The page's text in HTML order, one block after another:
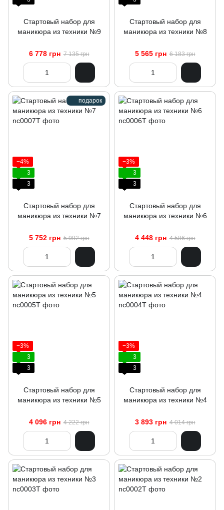
Стартовый набор для
маникюра из техники №9
6 778 грн 7 135 грн
Стартовый набор для
маникюра из техники №8
5 565 грн 6 183 грн
подарок
−4%
3
3
Стартовый набор для
маникюра из техники №7
5 752 грн 5 992 грн
−3%
3
3
Стартовый набор для
маникюра из техники №6
4 448 грн 4 586 грн
−3%
3
3
Стартовый набор для
маникюра из техники №5
4 096 грн 4 222 грн
−3%
3
3
Стартовый набор для
маникюра из техники №4
3 893 грн 4 014 грн